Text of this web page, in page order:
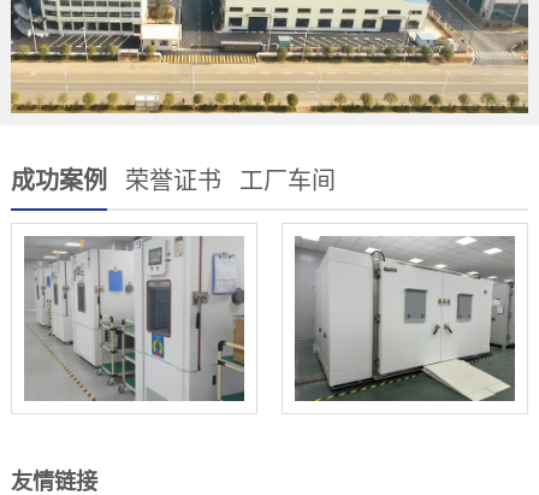
成功案例 荣誉证书 工厂车间
友情链接